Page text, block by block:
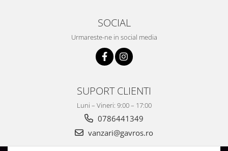
SOCIAL
Urmareste-ne in social media
SUPORT CLIENTI
Luni – Vineri: 9:00 – 17:00
0786441349
vanzari@gavros.ro